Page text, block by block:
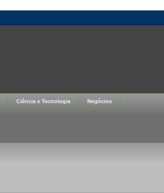
Ciência e Tecnologia Negócios